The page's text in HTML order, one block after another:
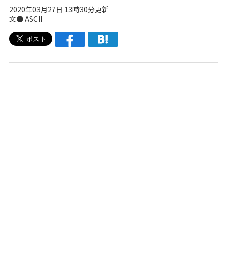
2020年03月27日 13時30分更新
文● ASCII